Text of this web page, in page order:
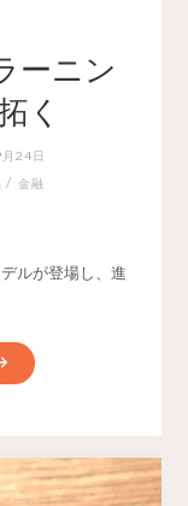
ーニン
く
24日
/ 金融
ルが登場し、進